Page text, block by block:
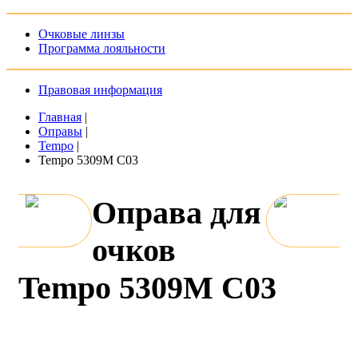
Очковые линзы
Программа лояльности
Правовая информация
Главная |
Оправы |
Tempo |
Tempo 5309M C03
Оправа для
очков
Tempo 5309M C03